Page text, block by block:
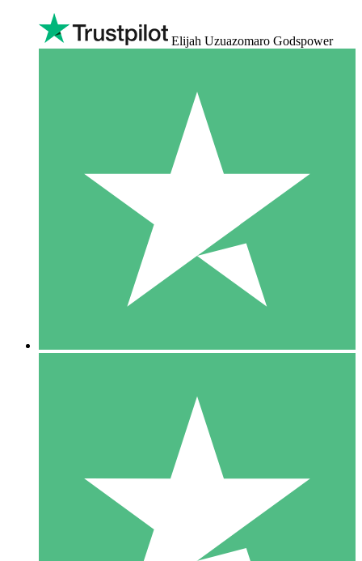
Elijah Uzuazomaro Godspower